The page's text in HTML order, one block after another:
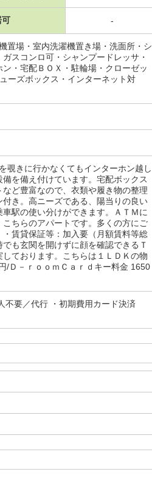
可 -
置場・室内洗濯機置き場・洗面所・シ
スコンロ可・シャンプードレッサ・
・宅配ＢＯＸ・駐輪場・クローゼッ
ーズボックス・インターネット対
きに行かなくてもインターホン越し
を備え付けています。宅配ボックス
ど豊富なので、衣類や履き物の整理
き。高ニーズである、陽当りの良い
駅の使い分けができます。ＡＴＭに
ちらのアパートです。多くの方にご
賃貸保証等：加入要（月額賃料等総
も玄関を開けずに顔を確認できるＴ
ております。こちらは１ＬＤＫの物
/Ｄ－ｒｏｏｍＣａｒｄキー料金 1650
不要／代行 ・初期費用カード決済